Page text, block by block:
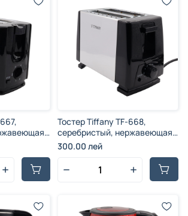
Вт
Тостер Tiffany TF-668,
серебристый, нержавеющая
сталь и пластик, 700 Вт
300.00 лей